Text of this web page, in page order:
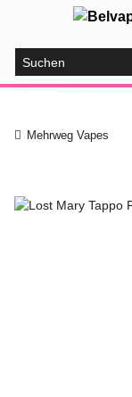
Mehrweg Vapes